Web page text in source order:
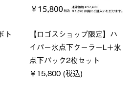
ト
【ロゴスショップ限定】ハ
イパー氷点下クーラーL＋氷
点下パック2枚セット
￥15,800 (税込)